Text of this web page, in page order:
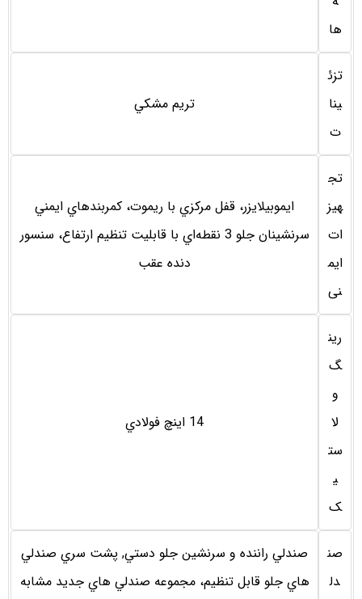
ها
تزئ
ینا
ت
تريم مشكي
تج
هیز
ات
ایم
نی
ايموبيلايزر، قفل مركزي با ريموت، كمربندهاي ايمني
سرنشينان جلو 3 نقطه‌اي با قابليت تنظيم ارتفاع، سنسور
دنده عقب
رین
گ
و
لا
ست
ی
ک
14 اينچ فولادي
صن
دل
صندلي راننده و سرنشين جلو دستي, پشت سري صندلي
هاي جلو قابل تنظيم، مجموعه صندلي هاي جديد مشابه